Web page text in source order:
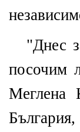
"Днес
посочим
Меглена